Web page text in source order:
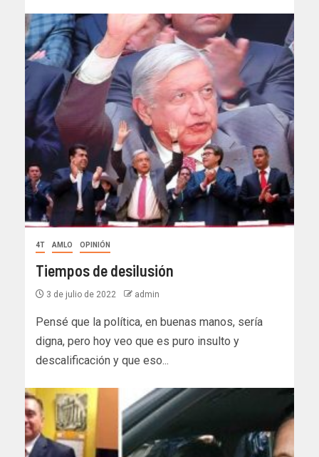
4T AMLO OPINIÓN
Tiempos de desilusión
3 de julio de 2022 admin
Pensé que la política, en buenas manos, sería
digna, pero hoy veo que es puro insulto y
descalificación y que eso...